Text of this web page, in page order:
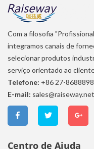
Com a filosofia
integramos canais de
selecionar produtos
serviço orientado ao
Telefone: +86 27-
E-mail: sales@raiseway.net
Centro de Ajuda